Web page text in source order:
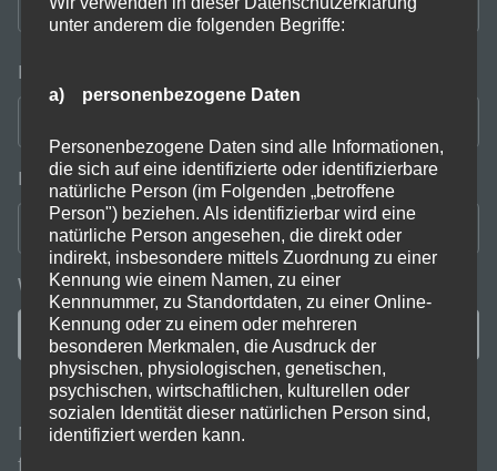
Name
E-Mail-Adresse*
Website
Name, E-Mail-Adresse und Website in diesem Browser
für meinen nächsten Kommentar speichern.
unter anderem die folgenden Begriffe:
a) personenbezogene Daten
Personenbezogene Daten sind alle Informationen,
die sich auf eine identifizierte oder identifizierbare
natürliche Person (im Folgenden „betroffene
Person") beziehen. Als identifizierbar wird eine
natürliche Person angesehen, die direkt oder
indirekt, insbesondere mittels Zuordnung zu einer
Kennung wie einem Namen, zu einer
Kennnummer, zu Standortdaten, zu einer Online-
Kennung oder zu einem oder mehreren
besonderen Merkmalen, die Ausdruck der
physischen, physiologischen, genetischen,
psychischen, wirtschaftlichen, kulturellen oder
sozialen Identität dieser natürlichen Person sind,
identifiziert werden kann.